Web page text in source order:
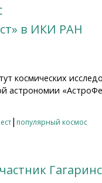
в ИКИ РАН
космических
астрономии
| популярный космос